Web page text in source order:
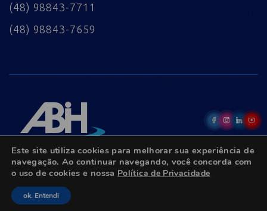
(48) 98843-7711
(48) 98843-7659
© Copyright 2022 - Todos os direitos reservados.
Este site utiliza cookies para melhorar sua experiência de
navegação. Ao continuar navegando, você concorda com
o uso de cookies e nossa Política de Privacidade
ok. Entendi